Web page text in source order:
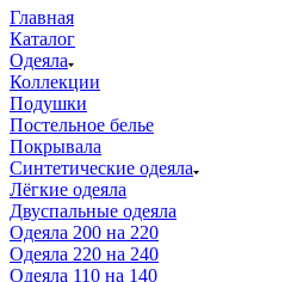
Главная
Каталог
Одеяла
Коллекции
Подушки
Постельное белье
Покрывала
Синтетические одеяла
Лёгкие одеяла
Двуспальные одеяла
Одеяла 200 на 220
Одеяла 220 на 240
Одеяла 110 на 140